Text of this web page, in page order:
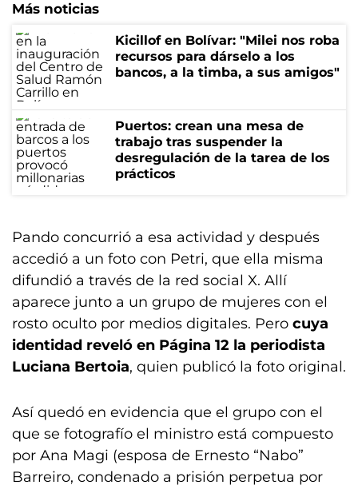
Más noticias
Kicillof en Bolívar: "Milei nos roba
recursos para dárselo a los
bancos, a la timba, a sus amigos"
Puertos: crean una mesa de
trabajo tras suspender la
desregulación de la tarea de los
prácticos
Pando concurrió a esa actividad y después
accedió a un foto con Petri, que ella misma
difundió a través de la red social X. Allí
aparece junto a un grupo de mujeres con el
rosto oculto por medios digitales. Pero cuya
identidad reveló en Página 12 la periodista
Luciana Bertoia, quien publicó la foto original.
Así quedó en evidencia que el grupo con el
que se fotografío el ministro está compuesto
por Ana Magi (esposa de Ernesto “Nabo”
Barreiro, condenado a prisión perpetua por